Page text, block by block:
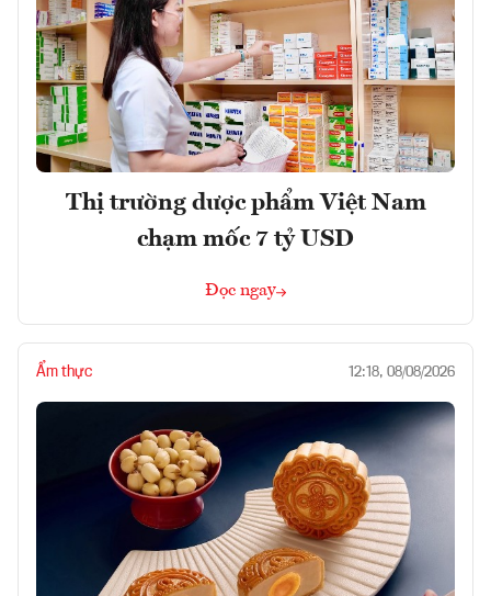
Thị trường dược phẩm Việt Nam
chạm mốc 7 tỷ USD
Đọc ngay
Ẩm thực 12:18, 08/08/2026